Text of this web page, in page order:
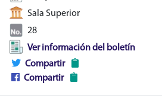
Sala Superior
28
Ver información del boletín
Compartir
Compartir